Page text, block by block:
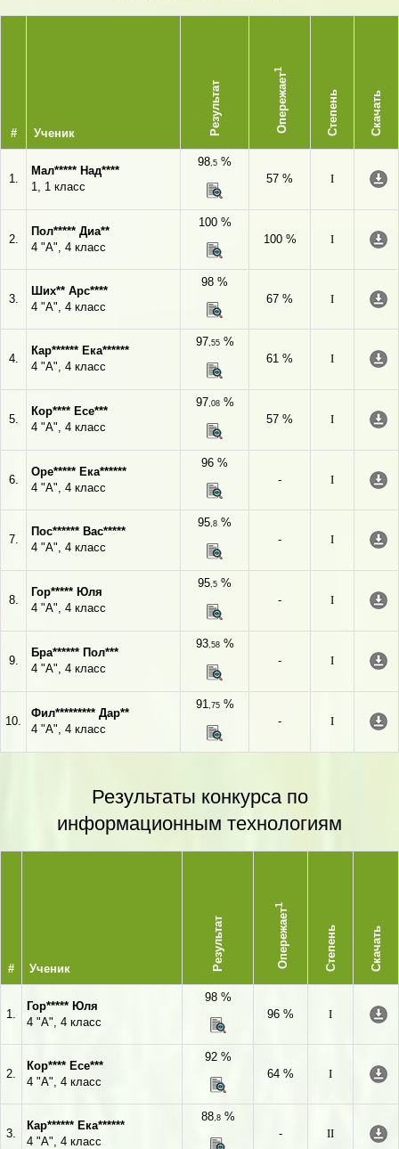
# Ученик Результат Опережает
1
Степень Скачать
1.
Мал***** Над****
1, 1 класс
98,5 %
57 %
I
2.
Пол***** Диа**
4 "А", 4 класс
100 %
100 %
I
3.
Ших** Арс****
4 "А", 4 класс
98 %
67 %
I
4.
Кар****** Ека******
4 "А", 4 класс
97,55%
61 %
I
5.
Кор**** Есе***
4 "А", 4 класс
97,08%
57 %
I
6.
Оре***** Ека******
4 "А", 4 класс
96 %
-
I
7.
Пос****** Вас*****
4 "А", 4 класс
95,8 %
-
I
8.
Гор***** Юля
4 "А", 4 класс
95,5 %
-
I
9.
Бра****** Пол***
4 "А", 4 класс
93,58%
-
I
10.
Фил********* Дар**
4 "А", 4 класс
91,75%
-
I
Результаты конкурса по
информационным технологиям
# Ученик Результат Опережает
1
Степень Скачать
1.
Гор***** Юля
4 "А", 4 класс
98 %
96 %
I
2.
Кор**** Есе***
4 "А", 4 класс
92 %
64 %
I
3.
Кар****** Ека******
4 "А", 4 класс
88,8%
-
II